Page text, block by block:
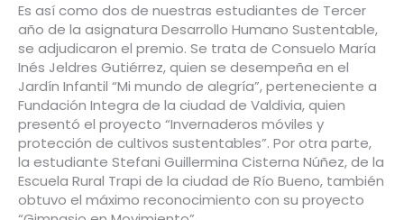
Es así como dos de nuestras estudiantes de Tercer
año de la asignatura Desarrollo Humano Sustentable,
se adjudicaron el premio. Se trata de Consuelo María
Inés Jeldres Gutiérrez, quien se desempeña en el
Jardín Infantil “Mi mundo de alegría”, perteneciente a
Fundación Integra de la ciudad de Valdivia, quien
presentó el proyecto “Invernaderos móviles y
protección de cultivos sustentables”. Por otra parte,
la estudiante Stefani Guillermina Cisterna Núñez, de la
Escuela Rural Trapi de la ciudad de Río Bueno, también
obtuvo el máximo reconocimiento con su proyecto